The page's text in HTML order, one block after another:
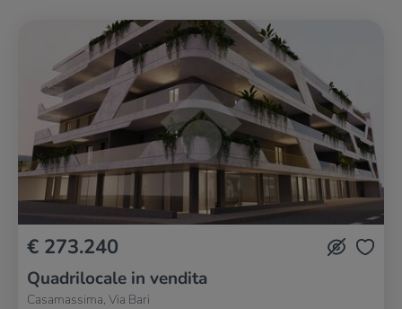
€ 273.240
Quadrilocale in vendita
Casamassima, Via Bari